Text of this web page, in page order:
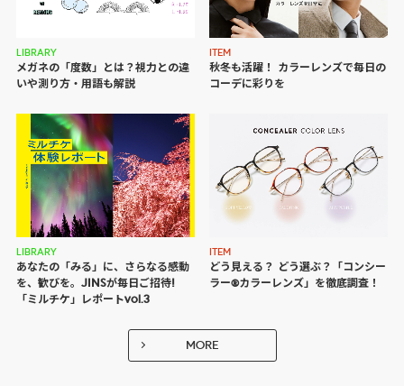
LIBRARY
メガネの「度数」とは？視力との違
いや測り方・用語も解説
ITEM
秋冬も活躍！ カラーレンズで毎日の
コーデに彩りを
LIBRARY
あなたの「みる」に、さらなる感動
を、歓びを。JINSが毎日ご招待!
「ミルチケ」レポートvol.3
ITEM
どう見える？ どう選ぶ？
「コンシー
ラー®カラーレンズ」を徹底調査！
MORE